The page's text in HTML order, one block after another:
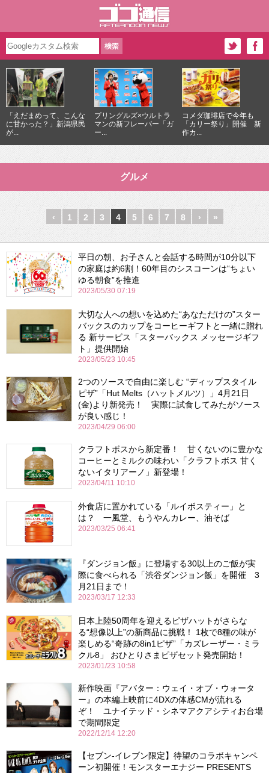
「えだまめって、こんな
に甘かった？」新潟県民
が...
プリングルズ×ウルトラ
マンの新フレーバー「ガ
ー...
コメダ珈琲店で今年も
「カリー祭り」開催 新
作カ...
グルメ
‹ 1 2 3 4 5 6 7 8 › »
平日の朝、お子さんと会話する時間が10分以下
の家庭は約6割！60年目のシスコーンは“ちょい
ゆる朝食”を推進
2023/05/30 07:19
大切な人への想いを込めた“あなただけの”スター
バックスのカップをコーヒーギフトと一緒に贈れ
る 新サービス「スターバックス メッセージギフ
ト」提供開始
2023/05/23 10:45
2つのソースで自由に楽しむ “ディップスタイル
ピザ”「Hut Melts（ハットメルツ）」4月21日
(金)より新発売！ 実際に試食してみたがソース
が良い感じ！
2023/04/29 06:00
クラフトボスから新定番！ 甘くないのに豊かな
コーヒーとミルクの味わい「クラフトボス 甘く
ないイタリアーノ」新登場！
2023/04/11 10:10
外食店に置かれている「ルイボスティー」と
は？ 一風堂、もうやんカレー、油そば
2023/03/25 06:41
『ダンジョン飯』に登場する30以上のご飯が実
際に食べられる「渋谷ダンジョン飯」を開催 3
月21日まで！
2023/03/17 12:33
日本上陸50周年を迎えるピザハットがさらな
る“想像以上”の新商品に挑戦！ 1枚で8種の味が
楽しめる“奇跡の8in1ピザ”「カズレーザー・ミラ
クル8」 おひとりさまピザセット発売開始！
2023/01/23 10:58
新作映画『アバター：ウェイ・オブ・ウォータ
ー』の本編上映前に4DXの体感CMが流れる
ぞ！ ユナイテッド・シネマアクアシティお台場
で期間限定
2022/12/14 12:20
【セブン-イレブン限定】待望のコラボキャンペ
ーン初開催！モンスターエナジー PRESENTS